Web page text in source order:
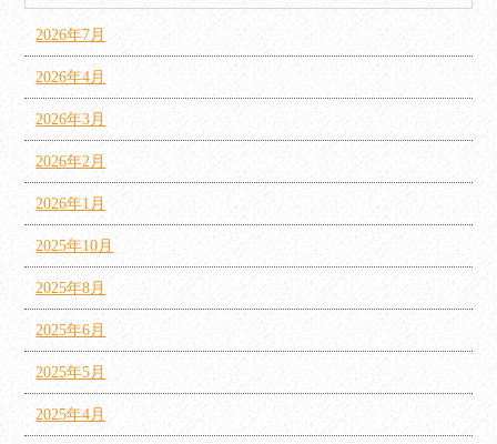
2026年7月
2026年4月
2026年3月
2026年2月
2026年1月
2025年10月
2025年8月
2025年6月
2025年5月
2025年4月